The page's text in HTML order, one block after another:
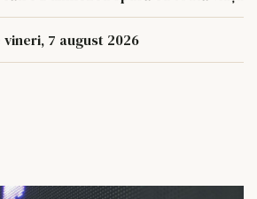
7 august 2026